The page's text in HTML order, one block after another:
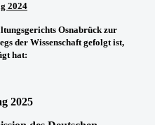
2024
Osnabrück zur
der Wissenschaft gefolgt ist,
hat:
2025